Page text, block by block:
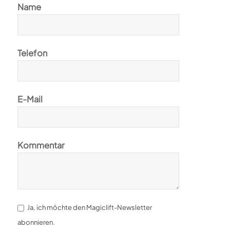
Name
Telefon
E-Mail
Kommentar
Ja, ich möchte den Magiclift-Newsletter
abonnieren.